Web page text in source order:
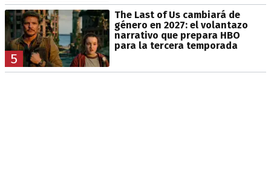
5
The Last of Us cambiará de
género en 2027: el volantazo
narrativo que prepara HBO
para la tercera temporada